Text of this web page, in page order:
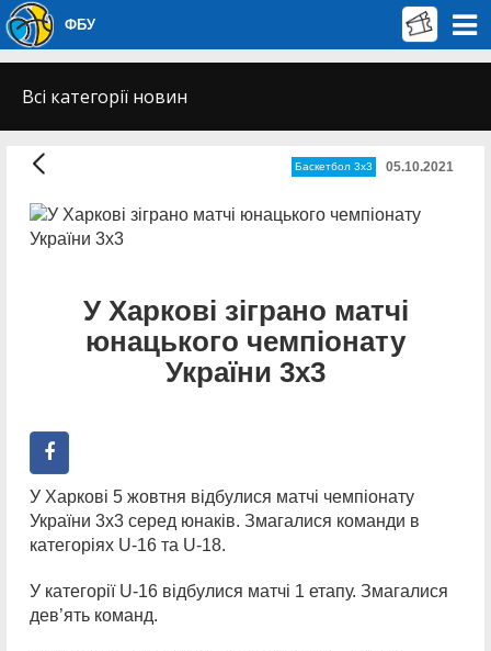
ФБУ
Всі категорії новин
Баскетбол 3х3 05.10.2021
У Харкові зіграно матчі
юнацького чемпіонату
України 3х3
У Харкові 5 жовтня відбулися матчі чемпіонату
України 3х3 серед юнаків. Змагалися команди в
категоріях U-16 та U-18.
У категорії U-16 відбулися матчі 1 етапу. Змагалися
дев’ять команд.